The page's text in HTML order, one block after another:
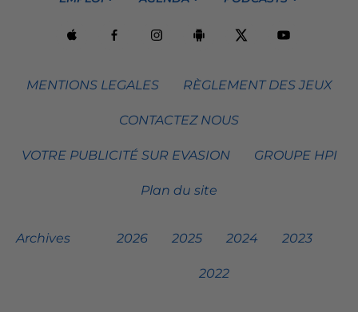
MENTIONS LEGALES RÈGLEMENT DES JEUX
CONTACTEZ NOUS
VOTRE PUBLICITÉ SUR EVASION GROUPE HPI
Plan du site
Archives 2026 2025 2024 2023
2022